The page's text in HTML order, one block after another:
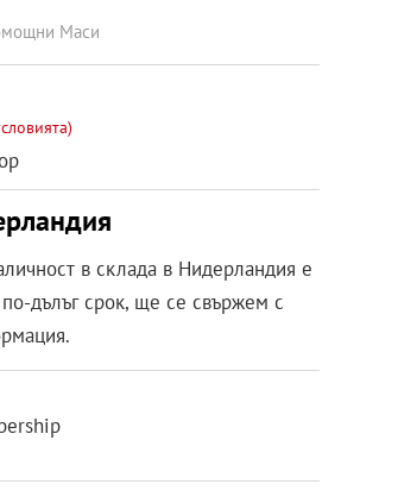
Маси
в склада в Нидерландия е
дълъг срок, ще се свържем с